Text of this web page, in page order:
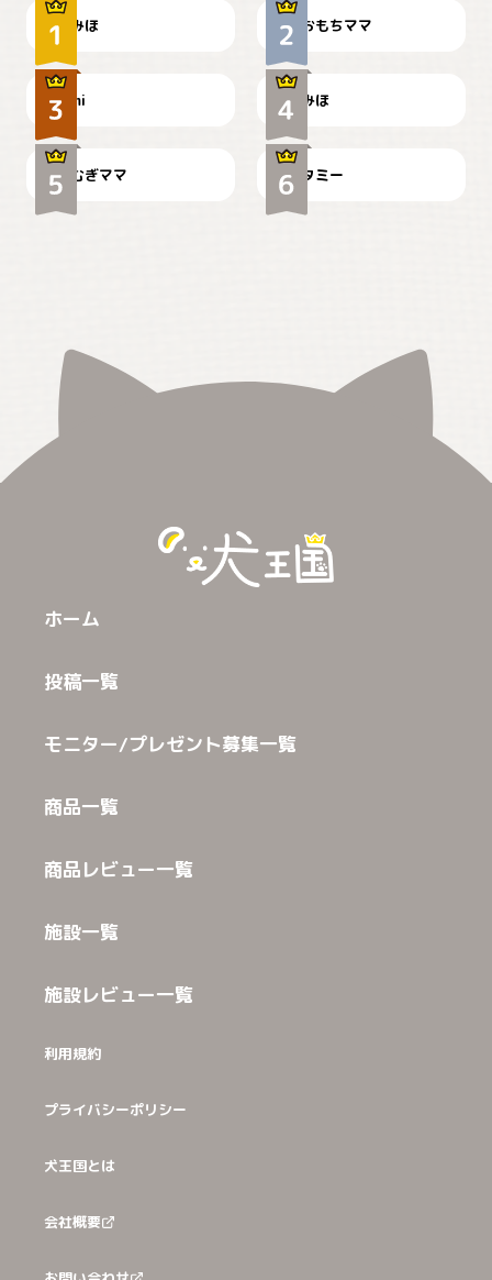
みほ おもちママ
可愛い？
mi
見てるぞぉ
みほ
🌻とむぎ！
むぎママ
ドーベルマンのお友達邸に
て
タミー
ホーム
投稿一覧
モニター/プレゼント募集一覧
商品一覧
商品レビュー一覧
施設一覧
施設レビュー一覧
利用規約
プライバシーポリシー
犬王国とは
会社概要